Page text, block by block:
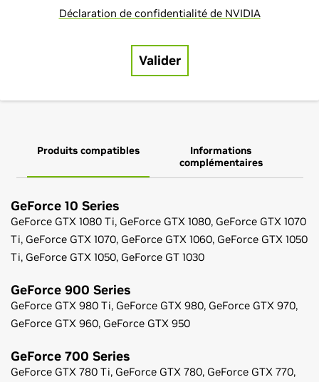
Produits compatibles
Informations
complémentaires
GeForce 10 Series
GeForce GTX 1080 Ti, GeForce GTX 1080, GeForce GTX 1070
Ti, GeForce GTX 1070, GeForce GTX 1060, GeForce GTX 1050
Ti, GeForce GTX 1050, GeForce GT 1030
GeForce 900 Series
GeForce GTX 980 Ti, GeForce GTX 980, GeForce GTX 970,
GeForce GTX 960, GeForce GTX 950
GeForce 700 Series
GeForce GTX 780 Ti, GeForce GTX 780, GeForce GTX 770,